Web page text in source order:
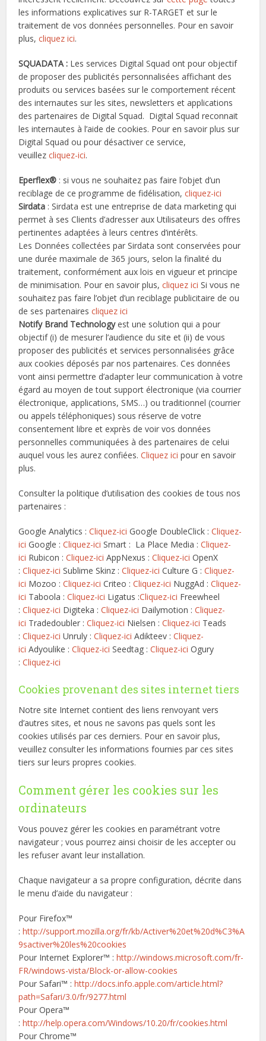
les informations explicatives sur R-TARGET et sur le
traitement de vos données personnelles. Pour en savoir
plus,cliquez ici.
SQUADATA : Les services Digital Squad ont pour objectif
de proposer des publicités personnalisées affichant des
produits ou services basées sur le comportement récent
des internautes sur les sites, newsletters et applications
des partenaires de Digital Squad. Digital Squad reconnait
les internautes à l’aide de cookies. Pour en savoir plus sur
Digital Squad ou pour désactiver ce service,
veuillezcliquez-ici.
Eperflex® : si vous ne souhaitez pas faire l’objet d’un
reciblage de ce programme de fidélisation,cliquez-ici
Sirdata : Sirdata est une entreprise de data marketing qui
permet à ses Clients d’adresser aux Utilisateurs des offres
pertinentes adaptées à leurs centres d’intérêts.
Les Données collectées par Sirdata sont conservées pour
une durée maximale de 365 jours, selon la finalité du
traitement, conformément aux lois en vigueur et principe
de minimisation. Pour en savoir plus,cliquez ici Si vous ne
souhaitez pas faire l’objet d’un reciblage publicitaire de ou
de ses partenairescliquez ici
Notify Brand Technologyest une solution qui a pour
objectif (i) de mesurer l’audience du site et (ii) de vous
proposer des publicités et services personnalisées grâce
aux cookies déposés par nos partenaires. Ces données
vont ainsi permettre d’adapter leur communication à votre
égard au moyen de tout support électronique (via courrier
électronique, applications, SMS…) ou traditionnel (courrier
ou appels téléphoniques) sous réserve de votre
consentement libre et exprès de voir vos données
personnelles communiquées à des partenaires de celui
auquel vous les aurez confiées.Cliquez ici pour en savoir
plus.
Consulter la politique d’utilisation des cookies de tous nos
partenaires :
Google Analytics :Cliquez-ici Google DoubleClick :Cliquez-
ici Google :Cliquez-ici Smart : La Place Media :Cliquez-
ici Rubicon :Cliquez-ici AppNexus :Cliquez-ici OpenX
:Cliquez-ici Sublime Skinz :Cliquez-ici Culture G :Cliquez-
ici Mozoo :Cliquez-ici Criteo :Cliquez-ici NuggAd :Cliquez-
ici Taboola :Cliquez-ici Ligatus :Cliquez-ici Freewheel
:Cliquez-ici Digiteka :Cliquez-ici Dailymotion :Cliquez-
ici Tradedoubler :Cliquez-ici Nielsen :Cliquez-ici Teads
:Cliquez-ici Unruly :Cliquez-ici Adikteev :Cliquez-
ici Adyoulike :Cliquez-ici Seedtag :Cliquez-ici Ogury
:Cliquez-ici
Cookies provenant des sites internet tiers
Notre site Internet contient des liens renvoyant vers
d’autres sites, et nous ne savons pas quels sont les
cookies utilisés par ces derniers. Pour en savoir plus,
veuillez consulter les informations fournies par ces sites
tiers sur leurs propres cookies.
Comment gérer les cookies sur les
ordinateurs
Vous pouvez gérer les cookies en paramétrant votre
navigateur ; vous pourrez ainsi choisir de les accepter ou
les refuser avant leur installation.
Chaque navigateur a sa propre configuration, décrite dans
le menu d’aide du navigateur :
Pour Firefox™
:http://support.mozilla.org/fr/kb/Activer%20et%20d%C3%A
9sactiver%20les%20cookies
Pour Internet Explorer™ :http://windows.microsoft.com/fr-
FR/windows-vista/Block-or-allow-cookies
Pour Safari™ :http://docs.info.apple.com/article.html?
path=Safari/3.0/fr/9277.html
Pour Opera™
:http://help.opera.com/Windows/10.20/fr/cookies.html
Pour Chrome™